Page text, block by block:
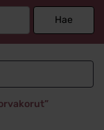
Hae